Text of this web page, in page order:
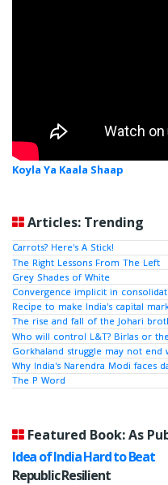
Koyla Ya Kaala Shaap
Articles: Trending
Carrots? Here's A Stick!
The Right Lessons From The Left
Grey Shades of White
Convergence implicit in
Recipe to make India's capital
The rise and fall of the Johari
Who will control L&T? Birlas or
Gorkhaland struggle may not end
Why India's Narendra Modi faces
The P Word
Featured Book: As
Idea of India Hard to Beat
Republic Resilient